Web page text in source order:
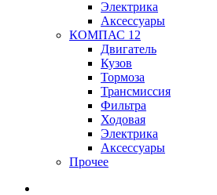
Электрика
Аксессуары
КОМПАС 12
Двигатель
Кузов
Тормоза
Трансмиссия
Фильтра
Ходовая
Электрика
Аксессуары
Прочее